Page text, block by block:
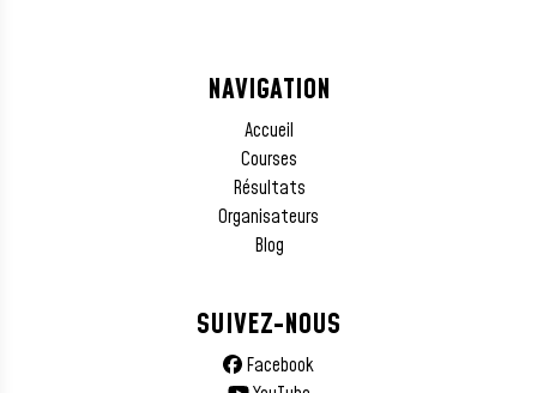
NAVIGATION
Accueil
Courses
Résultats
Organisateurs
Blog
SUIVEZ-NOUS
Facebook